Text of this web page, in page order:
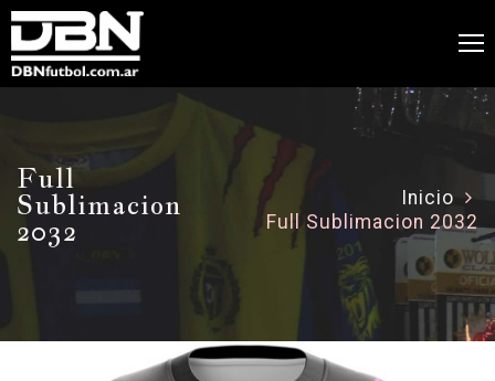
Full
Sublimacion
2032
Inicio
Full Sublimacion 2032